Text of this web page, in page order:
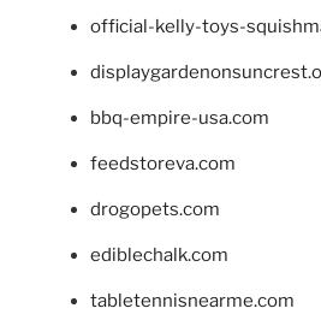
official-kelly-toys-
bbq-empire-usa.com
feedstoreva.com
drogopets.com
ediblechalk.com
tabletennisnearme.com